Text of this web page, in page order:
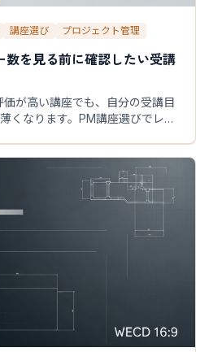
講座選び プロジェクト管理
数を見る前に確認したい受講
が高い講座でも、自分の受講目
くなります。PM講座選びでレビ